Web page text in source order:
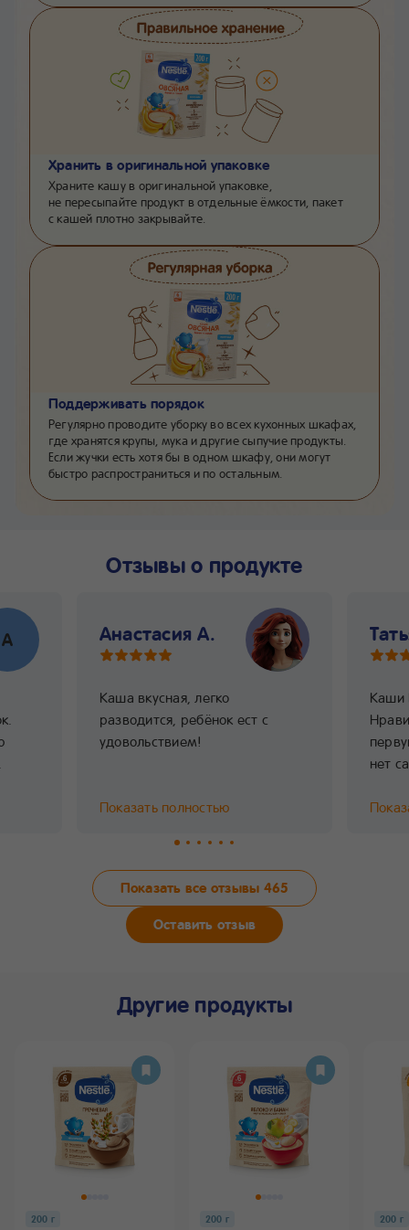
Хранить в оригинальной упаковке
Храните кашу в оригинальной упаковке,
не пересыпайте продукт в отдельные ёмкости, пакет
с кашей плотно закрывайте.
Поддерживать порядок
Регулярно проводите уборку во всех кухонных шкафах,
где хранятся крупы, мука и другие сыпучие продукты.
Если жучки есть хотя бы в одном шкафу, они могут
быстро распространиться и по остальным.
Отзывы о продукте
А Анастасия А.
Каша вкусная, легко
разводится, ребёнок ест с
удовольствием!
Показать полностью
Каши
нет
Показать все отзывы 465
Оставить отзыв
Другие продукты
200 г 200 г 200 г